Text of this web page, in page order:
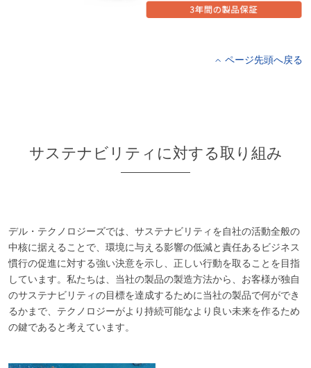
ページ先頭へ戻る
サステナビリティに対する取り組み
デル・テクノロジーズでは、サステナビリティを自社の活動全般の
中核に据えることで、環境に与える影響の低減と責任あるビジネス
慣行の促進に対する強い決意を示し、正しい行動を取ることを目指
しています。私たちは、当社の製品の製造方法から、お客様が独自
のサステナビリティの目標を達成するために当社の製品で何ができ
るかまで、テクノロジーがより持続可能なより良い未来を作るため
の鍵であると考えています。